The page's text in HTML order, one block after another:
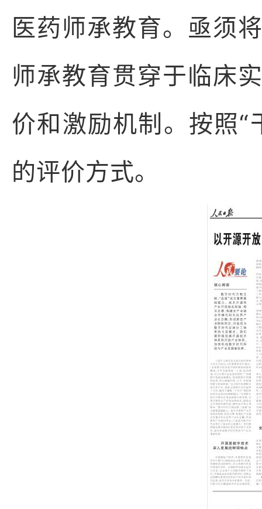
医药师承教育。亟须
师承教育贯穿于临床
价和激励机制。按照
的评价方式。